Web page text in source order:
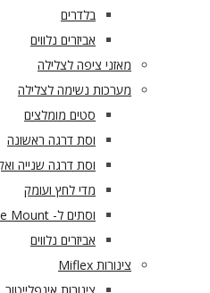
בלדרים
אביזרים נלווים
מאזני ציפה לצלילה
מערכות נשימה לצלילה
סטים מומלצים
וסת דרגה ראשונה
וסת דרגה שנייה
מדי לחץ ועומק
וסתים ל- Side Mount
אביזרים נלווים
צינורות Miflex